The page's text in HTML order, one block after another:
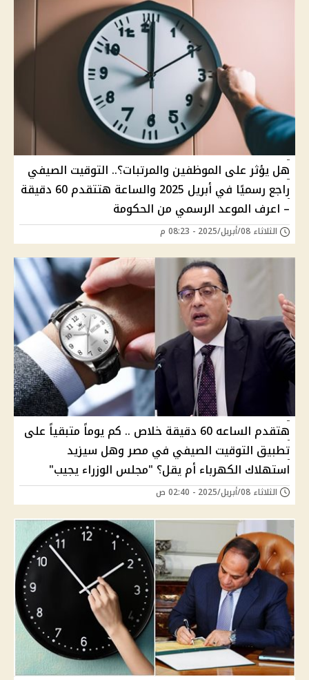
هل يؤثر على الموظفين والمرتبات؟.. التوقيت الصيفي
راجع رسميًا في أبريل 2025 والساعة هتتقدم 60 دقيقة
– اعرف الموعد الرسمي من الحكومة
الثلاثاء 08/أبريل/2025 - 08:23 م
هتقدم الساعه 60 دقيقة خلاص .. كم يوماً متبقياً على
تطبيق التوقيت الصيفي في مصر وهل سيزيد
استهلاك الكهرباء أم يقل؟ "مجلس الوزراء يجيب"
الثلاثاء 08/أبريل/2025 - 02:40 ص